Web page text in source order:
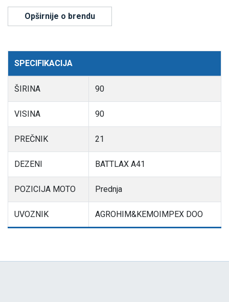
Opširnije o brendu
SPECIFIKACIJA
ŠIRINA 90
VISINA 90
PREČNIK 21
DEZENI BATTLAX A41
POZICIJA MOTO Prednja
UVOZNIK AGROHIM&KEMOIMPEX DOO